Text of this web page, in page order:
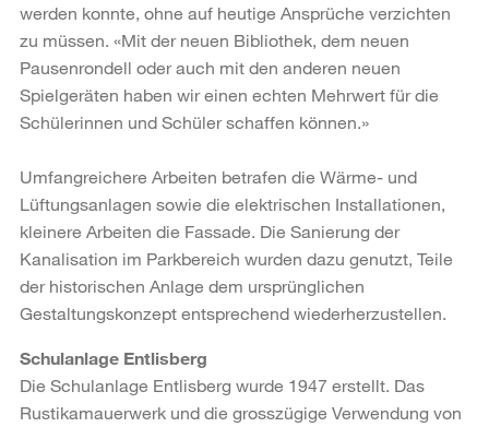
werden konnte, ohne auf heutige Ansprüche verzichten
zu müssen. «Mit der neuen Bibliothek, dem neuen
Pausenrondell oder auch mit den anderen neuen
Spielgeräten haben wir einen echten Mehrwert für die
Schülerinnen und Schüler schaffen können.»
Umfangreichere Arbeiten betrafen die Wärme- und
Lüftungsanlagen sowie die elektrischen Installationen,
kleinere Arbeiten die Fassade. Die Sanierung der
Kanalisation im Parkbereich wurden dazu genutzt, Teile
der historischen Anlage dem ursprünglichen
Gestaltungskonzept entsprechend wiederherzustellen.
Schulanlage Entlisberg
Die Schulanlage Entlisberg wurde 1947 erstellt. Das
Rustikamauerwerk und die grosszügige Verwendung von